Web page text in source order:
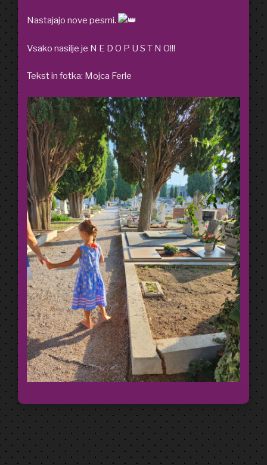
Nastajajo nove pesmi.
Vsako nasilje je N E D O P U S T N O!!!
Tekst in fotka: Mojca Ferle